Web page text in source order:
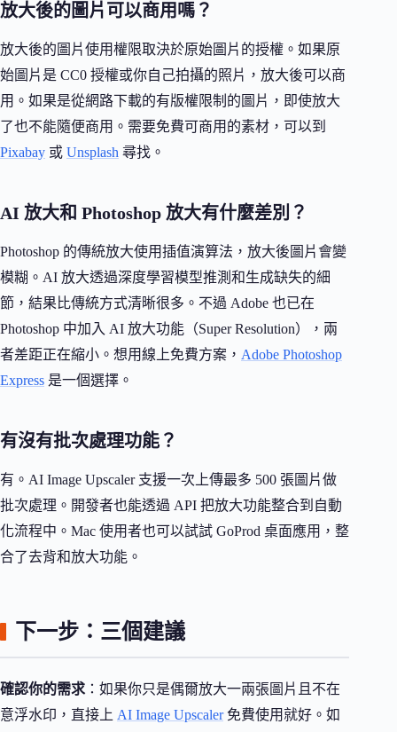
放大後的圖片可以商用嗎？
放大後的圖片使用權限取決於原始圖片的授權。如果原
始圖片是 CC0 授權或你自己拍攝的照片，放大後可以商
用。如果是從網路下載的有版權限制的圖片，即使放大
了也不能隨便商用。需要免費可商用的素材，可以到
Pixabay 或 Unsplash 尋找。
AI 放大和 Photoshop 放大有什麼差別？
Photoshop 的傳統放大使用插值演算法，放大後圖片會變
模糊。AI 放大透過深度學習模型推測和生成缺失的細
節，結果比傳統方式清晰很多。不過 Adobe 也已在
Photoshop 中加入 AI 放大功能（Super Resolution），兩
者差距正在縮小。想用線上免費方案， Adobe Photoshop
Express 是一個選擇。
有沒有批次處理功能？
有。AI Image Upscaler 支援一次上傳最多 500 張圖片做
批次處理。開發者也能透過 API 把放大功能整合到自動
化流程中。Mac 使用者也可以試試 GoProd 桌面應用，整
合了去背和放大功能。
下一步：三個建議
確認你的需求：如果你只是偶爾放大一兩張圖片且不在
意浮水印，直接上 AI Image Upscaler免費使用就好。如